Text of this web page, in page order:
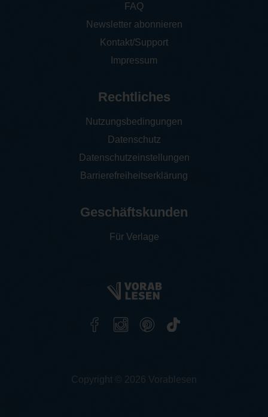
FAQ
Newsletter abonnieren
Kontakt/Support
Impressum
Rechtliches
Nutzungsbedingungen
Datenschutz
Datenschutzeinstellungen
Barrierefreiheitserklärung
Geschäftskunden
Für Verlage
Copyright © 2026 Vorablesen